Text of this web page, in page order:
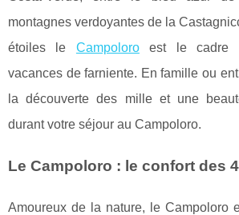
montagnes verdoyantes de la
étoiles le Campoloroest le cadre
vacances de farniente. En famille ou
la découverte des mille et une
durant votre séjour au Campoloro.
Le Campoloro : le confort des
Amoureux de la nature, le Campoloro